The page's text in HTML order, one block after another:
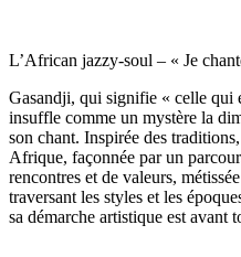
L’African jazzy-soul – « Je
Gasandji, qui signifie « celle qui
insuffle comme un mystère la
son chant. Inspirée des
Afrique, façonnée par un
rencontres et de valeurs,
traversant les styles et les
sa démarche artistique est avant